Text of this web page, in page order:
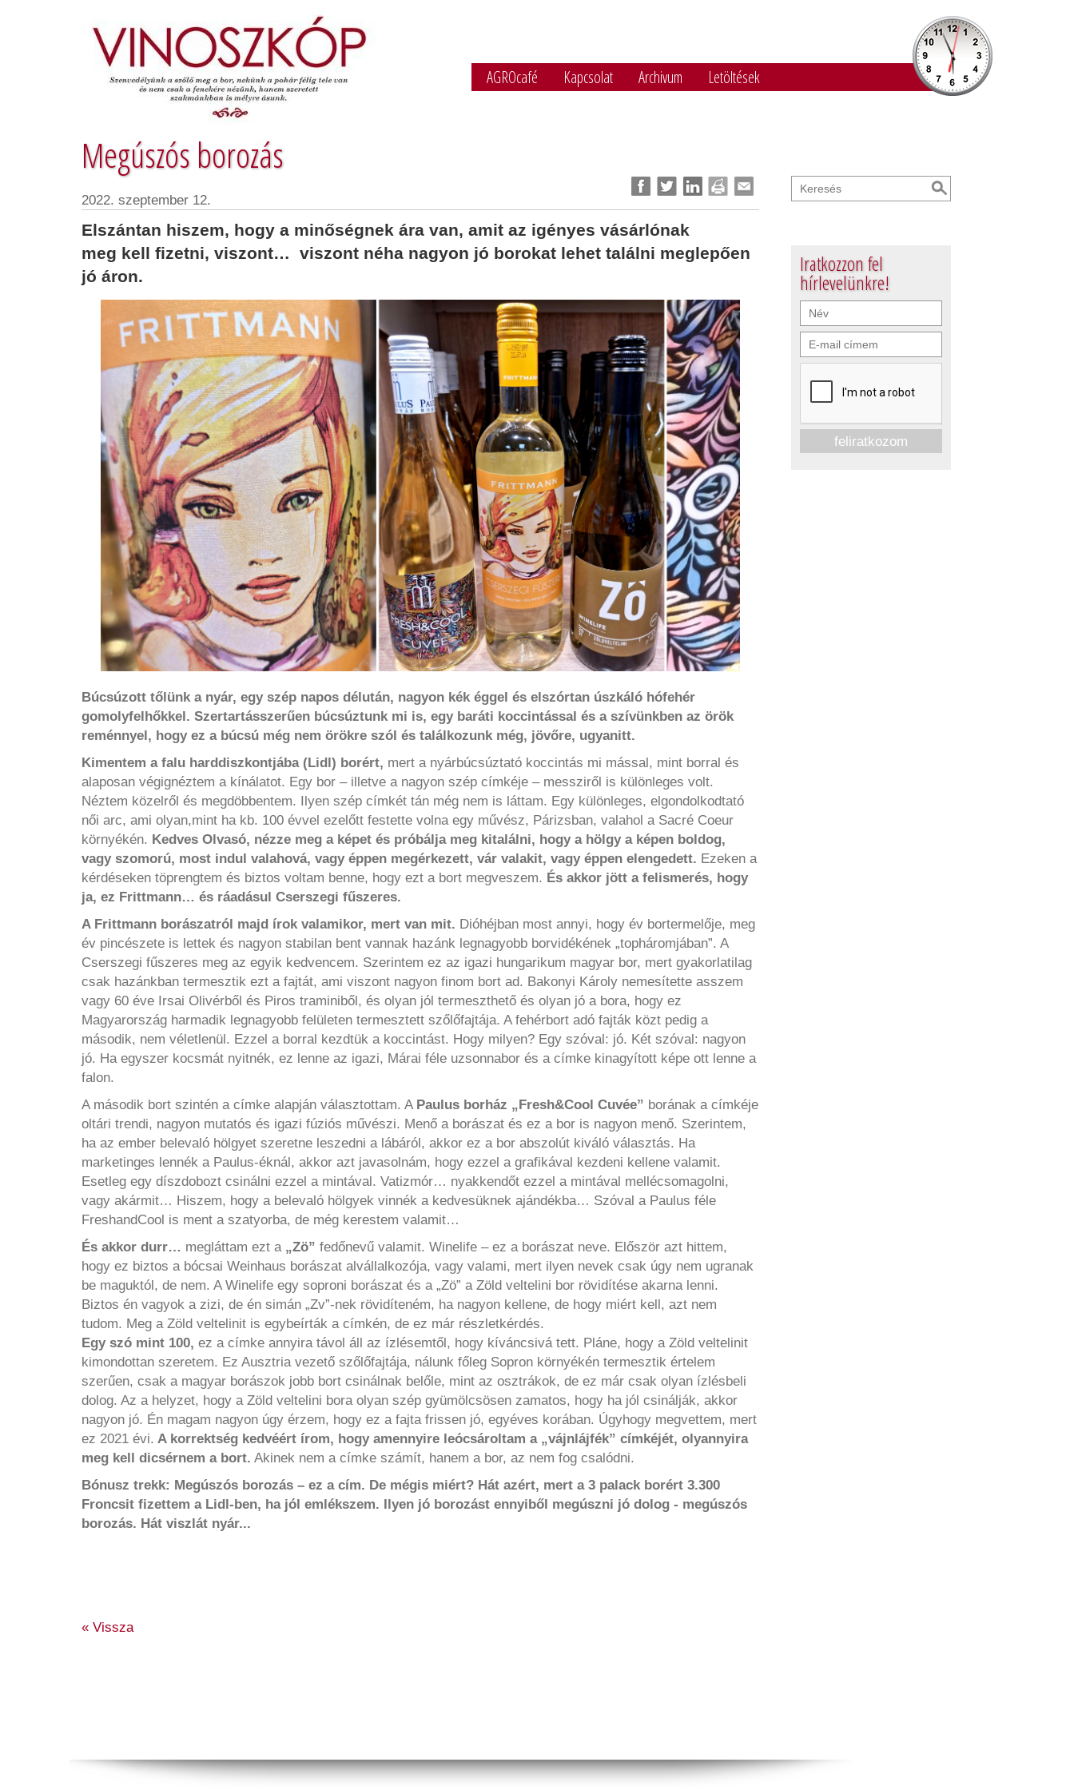
AGROcafé Kapcsolat Archivum Letöltések
Megúszós borozás
2022. szeptember 12.
Elszántan hiszem, hogy a minőségnek ára van, amit az igényes vásárlónak
meg kell fizetni, viszont… viszont néha nagyon jó borokat lehet találni meglepően
jó áron.
Búcsúzott tőlünk a nyár, egy szép napos délután, nagyon kék éggel és elszórtan úszkáló hófehér
gomolyfelhőkkel. Szertartásszerűen búcsúztunk mi is, egy baráti koccintással és a szívünkben az örök
reménnyel, hogy ez a búcsú még nem örökre szól és találkozunk még, jövőre, ugyanitt.
Kimentem a falu harddiszkontjába (Lidl) borért, mert a nyárbúcsúztató koccintás mi mással, mint borral és
alaposan végignéztem a kínálatot. Egy bor – illetve a nagyon szép címkéje – messziről is különleges volt.
Néztem közelről és megdöbbentem. Ilyen szép címkét tán még nem is láttam. Egy különleges, elgondolkodtató
női arc, ami olyan,mint ha kb. 100 évvel ezelőtt festette volna egy művész, Párizsban, valahol a Sacré Coeur
környékén. Kedves Olvasó, nézze meg a képet és próbálja meg kitalálni, hogy a hölgy a képen boldog,
vagy szomorú, most indul valahová, vagy éppen megérkezett, vár valakit, vagy éppen elengedett. Ezeken a
kérdéseken töprengtem és biztos voltam benne, hogy ezt a bort megveszem. És akkor jött a felismerés, hogy
ja, ez Frittmann… és ráadásul Cserszegi fűszeres.
A Frittmann borászatról majd írok valamikor, mert van mit. Dióhéjban most annyi, hogy év bortermelője, meg
év pincészete is lettek és nagyon stabilan bent vannak hazánk legnagyobb borvidékének „topháromjában”. A
Cserszegi fűszeres meg az egyik kedvencem. Szerintem ez az igazi hungarikum magyar bor, mert gyakorlatilag
csak hazánkban termesztik ezt a fajtát, ami viszont nagyon finom bort ad. Bakonyi Károly nemesítette asszem
vagy 60 éve Irsai Olivérből és Piros traminiből, és olyan jól termeszthető és olyan jó a bora, hogy ez
Magyarország harmadik legnagyobb felületen termesztett szőlőfajtája. A fehérbort adó fajták közt pedig a
második, nem véletlenül. Ezzel a borral kezdtük a koccintást. Hogy milyen? Egy szóval: jó. Két szóval: nagyon
jó. Ha egyszer kocsmát nyitnék, ez lenne az igazi, Márai féle uzsonnabor és a címke kinagyított képe ott lenne a
falon.
A második bort szintén a címke alapján választottam. A Paulus borház „Fresh&Cool Cuvée” borának a címkéje
oltári trendi, nagyon mutatós és igazi fúziós művészi. Menő a borászat és ez a bor is nagyon menő. Szerintem,
ha az ember belevaló hölgyet szeretne leszedni a lábáról, akkor ez a bor abszolút kiváló választás. Ha
marketinges lennék a Paulus-éknál, akkor azt javasolnám, hogy ezzel a grafikával kezdeni kellene valamit.
Esetleg egy díszdobozt csinálni ezzel a mintával. Vatizmór… nyakkendőt ezzel a mintával mellécsomagolni,
vagy akármit… Hiszem, hogy a belevaló hölgyek vinnék a kedvesüknek ajándékba… Szóval a Paulus féle
FreshandCool is ment a szatyorba, de még kerestem valamit…
És akkor durr… megláttam ezt a„Zö” fedőnevű valamit. Winelife – ez a borászat neve. Először azt hittem,
hogy ez biztos a bócsai Weinhaus borászat alvállalkozója, vagy valami, mert ilyen nevek csak úgy nem ugranak
be maguktól, de nem. A Winelife egy soproni borászat és a „Zö” a Zöld veltelini bor rövidítése akarna lenni.
Biztos én vagyok a zizi, de én simán „Zv”-nek rövidíteném, ha nagyon kellene, de hogy miért kell, azt nem
tudom. Meg a Zöld veltelinit is egybeírták a címkén, de ez már részletkérdés.
Egy szó mint 100, ez a címke annyira távol áll az ízlésemtől, hogy kíváncsivá tett. Pláne, hogy a Zöld veltelinit
kimondottan szeretem. Ez Ausztria vezető szőlőfajtája, nálunk főleg Sopron környékén termesztik értelem
szerűen, csak a magyar borászok jobb bort csinálnak belőle, mint az osztrákok, de ez már csak olyan ízlésbeli
dolog. Az a helyzet, hogy a Zöld veltelini bora olyan szép gyümölcsösen zamatos, hogy ha jól csinálják, akkor
nagyon jó. Én magam nagyon úgy érzem, hogy ez a fajta frissen jó, egyéves korában. Úgyhogy megvettem, mert
ez 2021 évi. A korrektség kedvéért írom, hogy amennyire leócsároltam a „vájnlájfék” címkéjét, olyannyira
meg kell dicsérnem a bort. Akinek nem a címke számít, hanem a bor, az nem fog csalódni.
Bónusz trekk: Megúszós borozás – ez a cím. De mégis miért? Hát azért, mert a 3 palack borért 3.300
Froncsit fizettem a Lidl-ben, ha jól emlékszem. Ilyen jó borozást ennyiből megúszni jó dolog - megúszós
borozás. Hát viszlát nyár...
« Vissza
Iratkozzon fel
hírlevelünkre!